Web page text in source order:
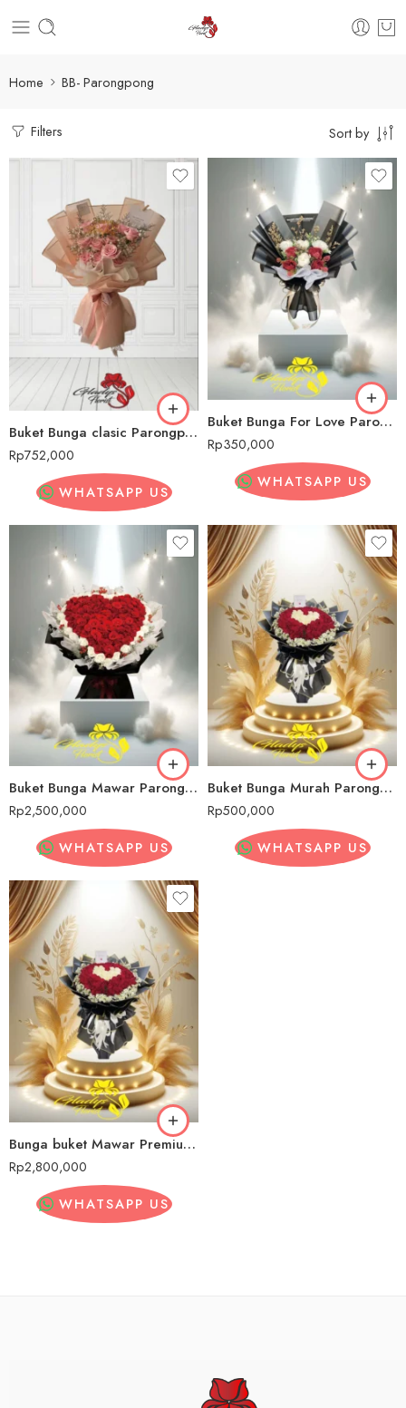
Home BB- Parongpong
Filters Sort by
Buket Bunga clasic Parongpong
Rp752,000
WHATSAPP US
Buket Bunga For Love Parongpong
Rp350,000
WHATSAPP US
Buket Bunga Mawar Parongpong
Rp2,500,000
WHATSAPP US
Buket Bunga Murah Parongpong
Rp500,000
WHATSAPP US
Bunga buket Mawar Premium Parongpong
Rp2,800,000
WHATSAPP US